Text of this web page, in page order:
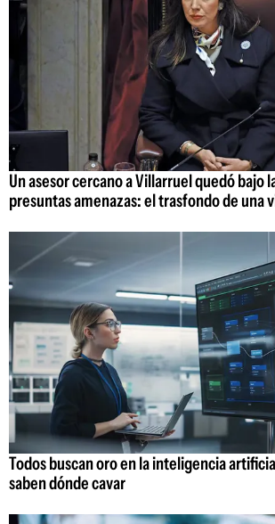
Un asesor cercano a Villarruel quedó bajo
presuntas amenazas: el trasfondo de una
Todos buscan oro en la inteligencia
saben dónde cavar